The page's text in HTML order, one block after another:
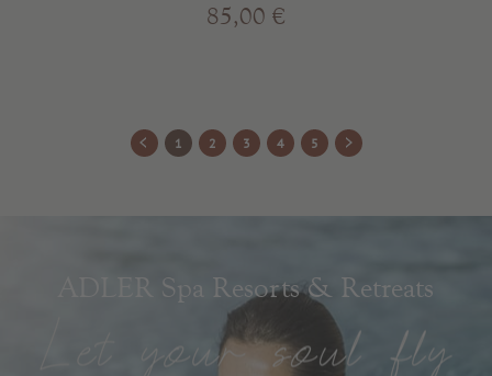
85,00 €
1 2 3 4 5
ADLER Spa Resorts & Retreats